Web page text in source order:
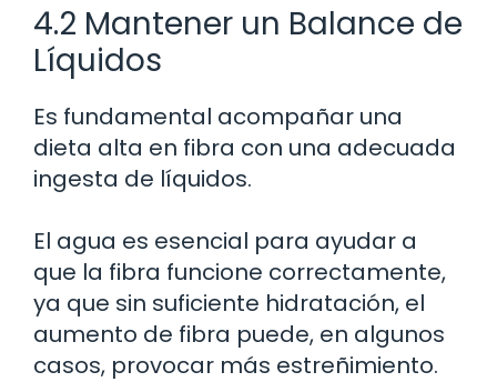
4.2 Mantener un Balance de
Líquidos
Es fundamental acompañar una
dieta alta en fibra con una adecuada
ingesta de líquidos.
El agua es esencial para ayudar a
que la fibra funcione correctamente,
ya que sin suficiente hidratación, el
aumento de fibra puede, en algunos
casos, provocar más estreñimiento.